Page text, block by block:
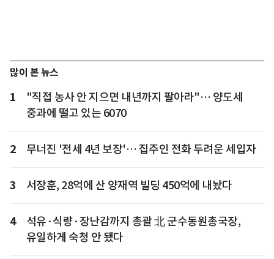
많이 본 뉴스
1
"직접 농사 안 지으면 내년까지 팔아라"… 양도세
중과에 떨고 있는 6070
2 무너진 '전세 4년 보장'… 집주인 전화 두려운 세입자
3 서장훈, 28억에 산 양재역 빌딩 450억에 내놨다
4
석유·식량·장난감까지 총괄 北 군수동원총국장,
유일하게 숙청 안 됐다